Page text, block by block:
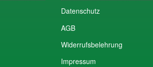
Datenschutz
AGB
Widerrufsbelehrung
Impressum